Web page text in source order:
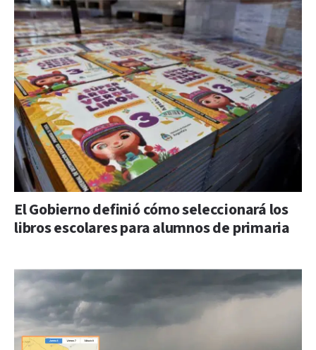
El Gobierno definió cómo seleccionará los
libros escolares para alumnos de primaria